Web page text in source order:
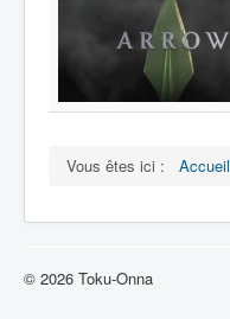
Vous êtes ici : Accueil
© 2026 Toku-Onna